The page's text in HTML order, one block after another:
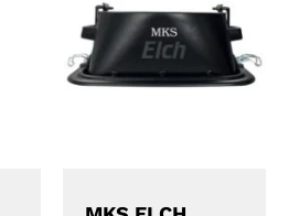
DETAILS